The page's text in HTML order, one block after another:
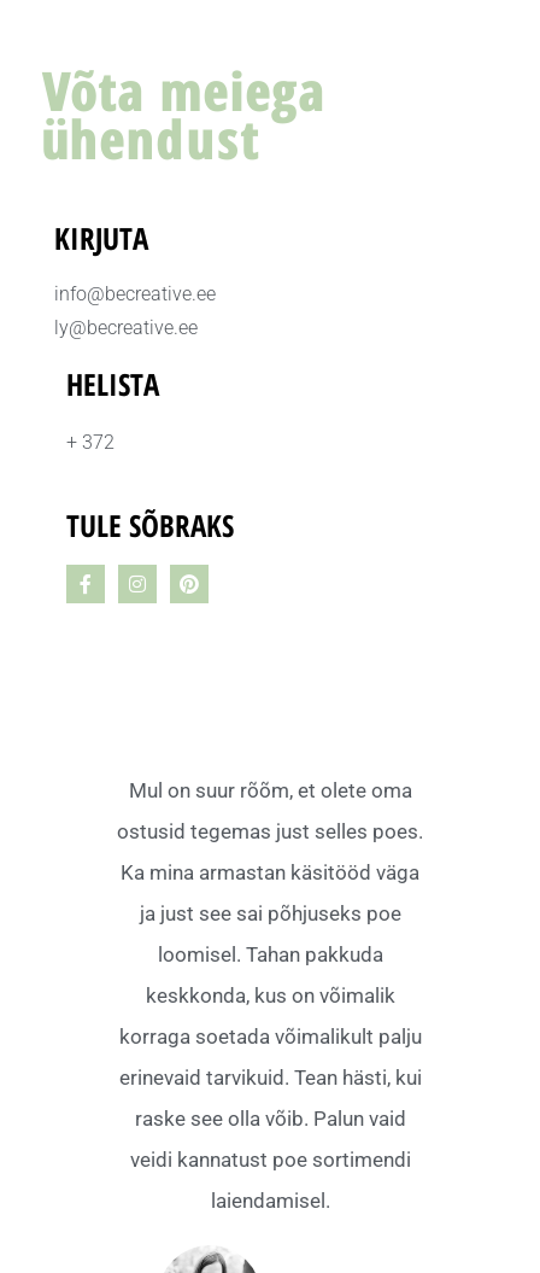
Mul on suur rõõm, et olete oma
ostusid tegemas just selles poes.
Ka mina armastan käsitööd väga
ja just see sai põhjuseks poe
loomisel. Tahan pakkuda
keskkonda, kus on võimalik
korraga soetada võimalikult palju
erinevaid tarvikuid. Tean hästi, kui
raske see olla võib. Palun vaid
veidi kannatust poe sortimendi
laiendamisel.
Võta meiega
ühendust
KIRJUTA
info@becreative.ee
ly@becreative.ee
HELISTA
+ 372
TULE SÕBRAKS